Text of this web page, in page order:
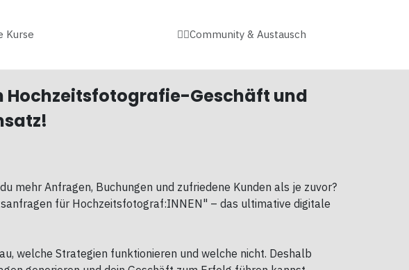
Kurse 👉🏻Community & Austausch
Hochzeitsfotografie-Geschäft und
mehr Anfragen, Buchungen und zufriedene Kunden als je zuvor?
für Hochzeitsfotograf:INNEN" – das ultimative digitale
welche Strategien funktionieren und welche nicht. Deshalb